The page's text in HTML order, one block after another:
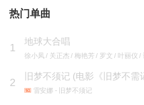
持。
热门单曲
1
地球大合唱
2
旧梦不须记 (电影《旧梦不需
雷安娜 - 旧梦不须记